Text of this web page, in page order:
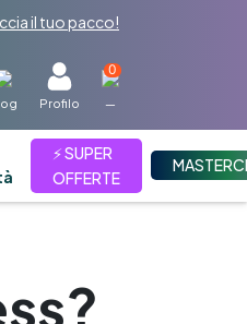
il tuo pacco!
Profilo
0
—
⚡ SUPER
OFFERTE